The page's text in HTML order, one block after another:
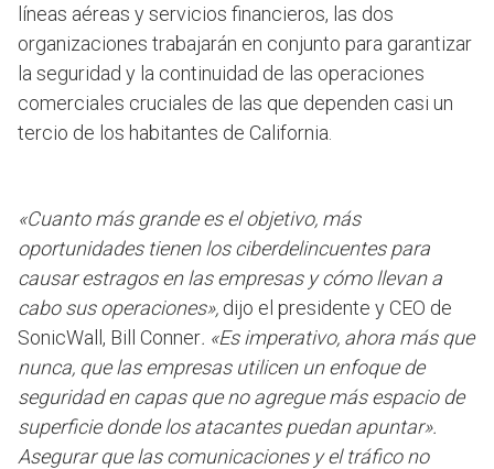
líneas aéreas y servicios financieros, las dos
organizaciones trabajarán en conjunto para garantizar
la seguridad y la continuidad de las operaciones
comerciales cruciales de las que dependen casi un
tercio de los habitantes de California.
«Cuanto más grande es el objetivo, más
oportunidades tienen los ciberdelincuentes para
causar estragos en las empresas y cómo llevan a
cabo sus operaciones», dijo el presidente y CEO de
SonicWall, Bill Conner. «Es imperativo, ahora más que
nunca, que las empresas utilicen un enfoque de
seguridad en capas que no agregue más espacio de
superficie donde los atacantes puedan apuntar».
Asegurar que las comunicaciones y el tráfico no